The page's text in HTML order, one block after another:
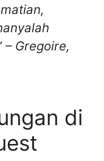
– Gregoire,
di